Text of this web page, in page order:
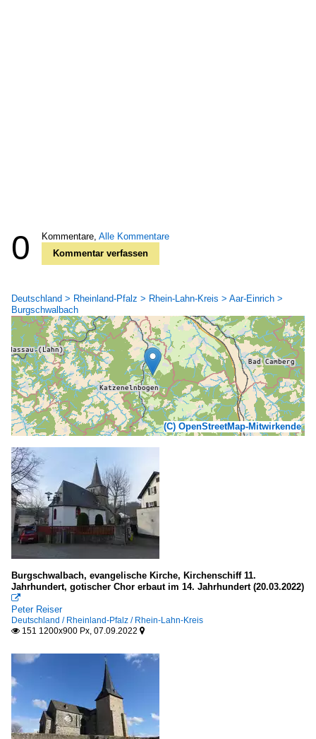
0 Kommentare, Alle Kommentare
Kommentar verfassen
Deutschland > Rheinland-Pfalz > Rhein-Lahn-Kreis > Aar-Einrich >
Burgschwalbach
(C) OpenStreetMap-Mitwirkende
Burgschwalbach, evangelische Kirche, Kirchenschiff 11.
Jahrhundert, gotischer Chor erbaut im 14. Jahrhundert (20.03.2022)

Peter Reiser
Deutschland / Rheinland-Pfalz / Rhein-Lahn-Kreis
 151 1200x900 Px, 07.09.2022 